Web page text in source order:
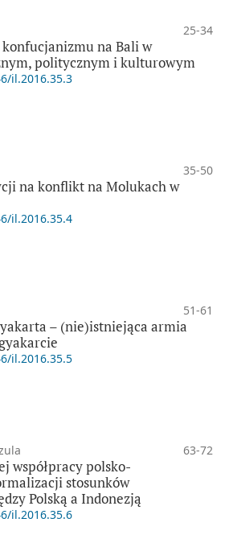
25-34
konfucjanizmu na Bali w
politycznym i kulturowym
il.2016.35.3
35-50
na konflikt na Molukach w
il.2016.35.4
51-61
– (nie)istniejąca armia
il.2016.35.5
63-72
współpracy polsko-
stosunków
Polską a Indonezją
il.2016.35.6